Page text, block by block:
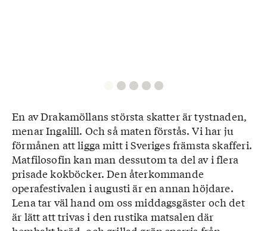
En av Drakamöllans största skatter är tystnaden,
menar Ingalill. Och så maten förstås. Vi har ju
förmånen att ligga mitt i Sveriges främsta skafferi.
Matfilosofin kan man dessutom ta del av i flera
prisade kokböcker. Den återkommande
operafestivalen i augusti är en annan höjdare.
Lena tar väl hand om oss middagsgäster och det
är lätt att trivas i den rustika matsalen där